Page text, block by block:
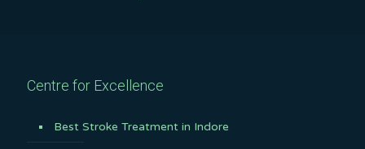
Centre for Excellence
Best Stroke Treatment in Indore